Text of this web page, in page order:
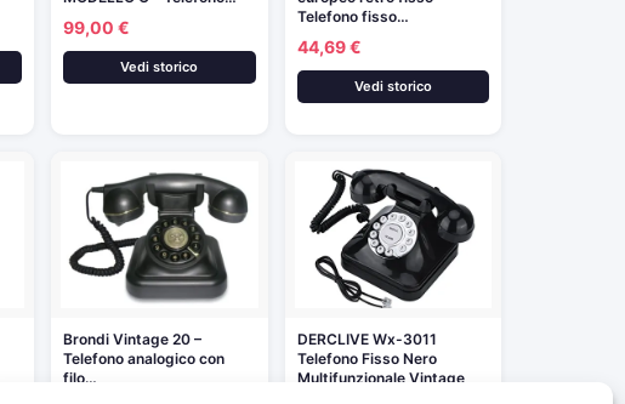
99,00 €
Vedi storico
Telefono fisso…
44,69 €
Vedi storico
Brondi Vintage 20 –
Telefono analogico con
filo…
DERCLIVE Wx-3011
Telefono Fisso Nero
Multifunzionale Vintage